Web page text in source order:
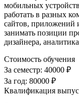
мобильных
работать в разных
сайтов, приложений
занимать позиции
дизайнера,
Стоимость обучения
За семестр: 40000 ₽
За год: 80000 ₽
Квалификация